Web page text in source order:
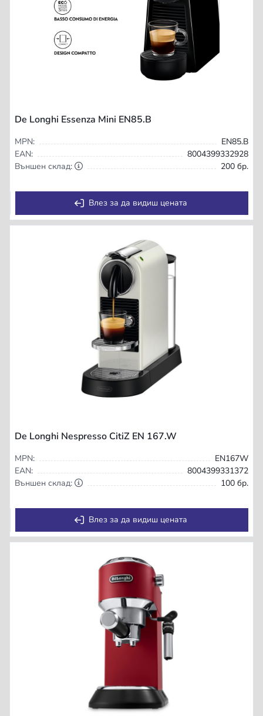
De Longhi Essenza Mini EN85.B
MPN:
EN85.B
EAN:
8004399332928
Външен склад:
200 бр.
Влез за да видиш цената
De Longhi Nespresso CitiZ EN 167.W
MPN:
EN167W
EAN:
8004399331372
Външен склад:
100 бр.
Влез за да видиш цената